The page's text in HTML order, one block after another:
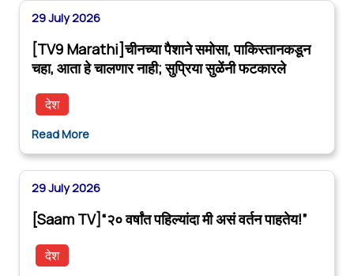
29 July 2026
[TV9 Marathi]चीनच्या पैशाने समोसा, पाकिस्तानकडून
चहा, आता हे चालणार नाही; सुप्रिया सुळेंनी फटकारले
देश
Read More
29 July 2026
[Saam TV]“२० वर्षांत पहिल्यांदा मी असं वर्तन पाहतेय!”
देश